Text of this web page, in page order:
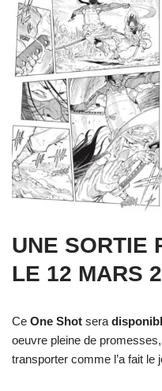
UNE SORTIE
LE 12 MARS
Ce One Shot sera
oeuvre pleine de
transporter comme l’a fait le